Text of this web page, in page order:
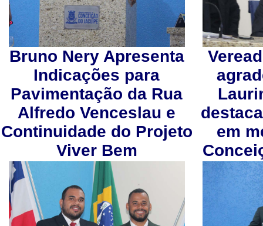
Bruno Nery Apresenta
Indicações para
Pavimentação da Rua
Alfredo Venceslau e
Continuidade do Projeto
Viver Bem
em